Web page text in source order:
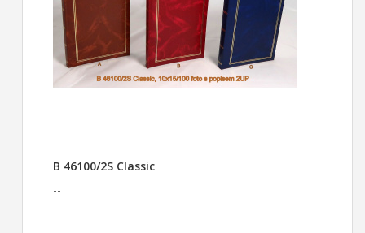
B 46100/2S Classic
--